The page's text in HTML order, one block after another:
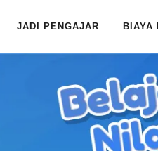
JADI PENGAJAR BIAYA